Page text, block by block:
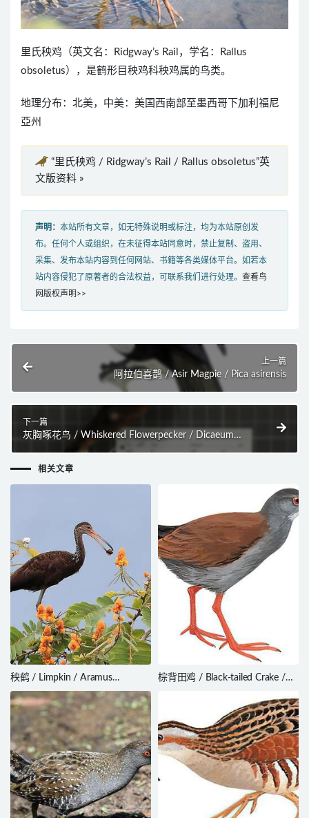
里氏秧鸡（英文名：Ridgway’s Rail，学名：Rallus
obsoletus），是鹤形目秧鸡科秧鸡属的鸟类。
地理分布：北美，中美：美国西南部至墨西哥下加利福尼
亞州
“里氏秧鸡 / Ridgway’s Rail / Rallus obsoletus”英
文版资料 »
声明： 本站所有文章，如无特殊说明或标注，均为本站原创发
布。任何个人或组织，在未征得本站同意时，禁止复制、盗用、
采集、发布本站内容到任何网站、书籍等各类媒体平台。如若本
站内容侵犯了原著者的合法权益，可联系我们进行处理。 查看鸟
网版权声明>>
上一篇
阿拉伯喜鹊 / Asir Magpie / Pica asirensis
下一篇
灰胸啄花鸟 / Whiskered Flowerpecker / Dicaeum
相关文章
秧鹤 / Limpkin / Aramus
guarauna
棕背田鸡 / Black-tailed Crake /